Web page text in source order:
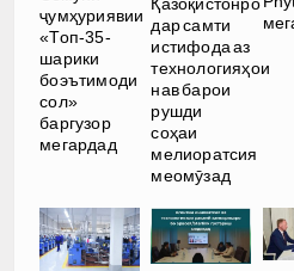
ҷумҳуриявии
«Топ-35-
шарики
боэътимоди
сол»
баргузор
мегардад
дар самти
истифода аз
технологияҳои
нав барои
рушди
соҳаи
мелиоратсия
меомӯзад